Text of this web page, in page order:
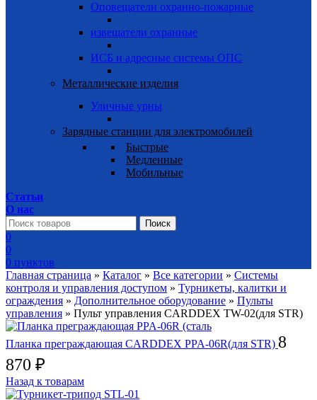
Оповещатели охранно-пожарные
извещатели охранные
ИСБ и адресные системы ОПС
Металлические изделия
Уличные урны
Зарядные станции для электромобилей
Быстрые
Медленные
Мобильные
Статьи
О нас
Поиск
0
0
0 пунктов
Главная страница » Каталог » Все категории » Системы
контроля и управления доступом » Турникеты, калитки и
ограждения » Дополнительное оборудование » Пульты
управления » Пульт управления CARDDEX TW-02(для STR)
Планка преграждающая CARDDEX PPA-06R(для STR) 8
870 ₽
Назад к товарам